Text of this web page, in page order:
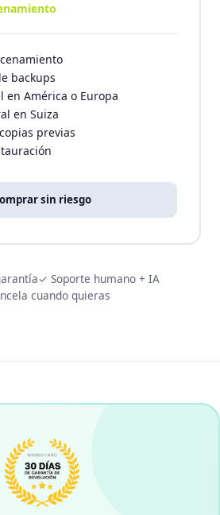
backups
en América o Europa
en Suiza
previas
sin riesgo
✓ Soporte humano + IA
cuando quieras